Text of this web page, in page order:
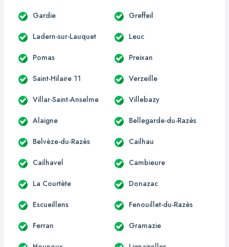
Gardie Greffeil
Ladern-sur-Lauquet Leuc
Pomas Preixan
Saint-Hilaire 11 Verzeille
Villar-Saint-Anselme Villebazy
Alaigne Bellegarde-du-Razès
Belvèze-du-Razès Cailhau
Cailhavel Cambieure
La Courtète Donazac
Escueillens Fenouillet-du-Razès
Ferran Gramazie